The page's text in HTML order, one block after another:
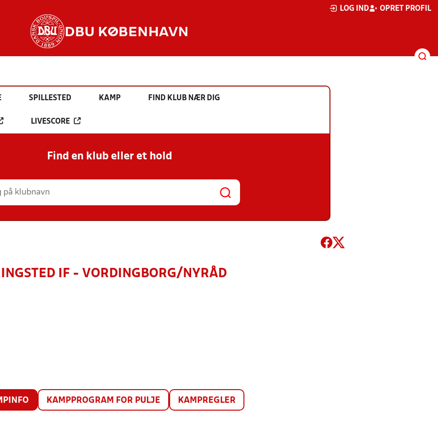
LOG IND OPRET PROFIL
DBU KØBENHAVN
SPILLESTED KAMP FIND KLUB NÆR DIG
LIVESCORE
Find en klub eller et hold
IF - VORDINGBORG/NYRÅD
KAMPPROGRAM FOR PULJE KAMPREGLER